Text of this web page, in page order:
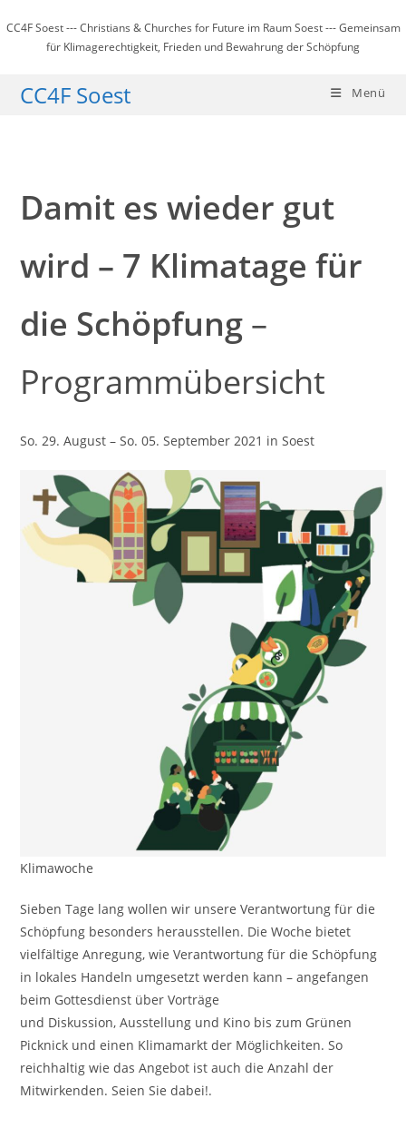
Inhalt
springen
CC4F Soest --- Christians & Churches for Future im Raum Soest --- Gemeinsam
für Klimagerechtigkeit, Frieden und Bewahrung der Schöpfung
CC4F Soest Menü
Damit es wieder gut
wird – 7 Klimatage für
die Schöpfung –
Programmübersicht
So. 29. August – So. 05. September 2021 in Soest
Klimawoche
Sieben Tage lang wollen wir unsere Verantwortung für die
Schöpfung besonders herausstellen. Die Woche bietet
vielfältige Anregung, wie Verantwortung für die Schöpfung
in lokales Handeln umgesetzt werden kann – angefangen
beim Gottesdienst über Vorträge
und Diskussion, Ausstellung und Kino bis zum Grünen
Picknick und einen Klimamarkt der Möglichkeiten. So
reichhaltig wie das Angebot ist auch die Anzahl der
Mitwirkenden. Seien Sie dabei!.